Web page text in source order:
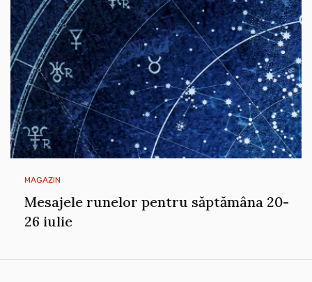
MAGAZIN
Mesajele runelor pentru săptămâna 20-
26 iulie